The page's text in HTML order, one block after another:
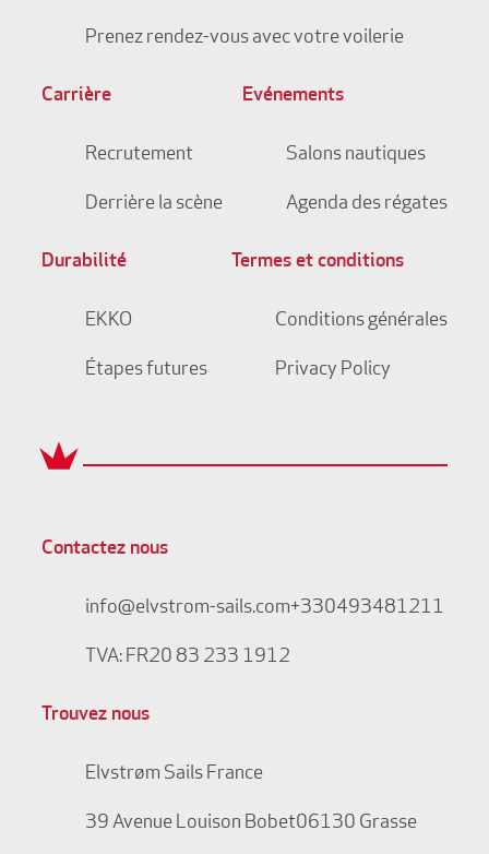
Prenez rendez-vous avec votre voilerie
Carrière
Recrutement
Derrière la scène
Evénements
Salons nautiques
Agenda des régates
Durabilité
EKKO
Étapes futures
Termes et conditions
Conditions générales
Privacy Policy
Contactez nous
info@elvstrom-sails.com+330493481211
TVA: FR20 83 233 1912
Trouvez nous
Elvstrøm Sails France
39 Avenue Louison Bobet06130 Grasse